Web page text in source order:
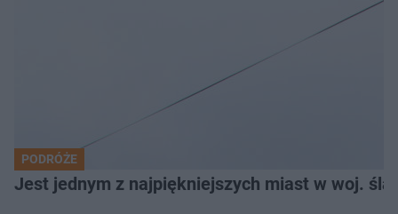
PODRÓŻE
Jest jednym z najpiękniejszych miast w woj.